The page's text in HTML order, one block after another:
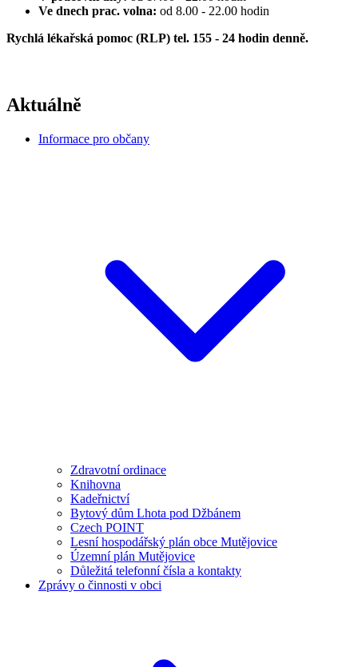
Ve dnech prac. volna: od 8.00 - 22.00 hodin
Rychlá lékařská pomoc (RLP) tel. 155 - 24 hodin denně.
Aktuálně
Informace pro občany
Zdravotní ordinace
Knihovna
Kadeřnictví
Bytový dům Lhota pod Džbánem
Czech POINT
Lesní hospodářský plán obce Mutějovice
Územní plán Mutějovice
Důležitá telefonní čísla a kontakty
Zprávy o činnosti v obci